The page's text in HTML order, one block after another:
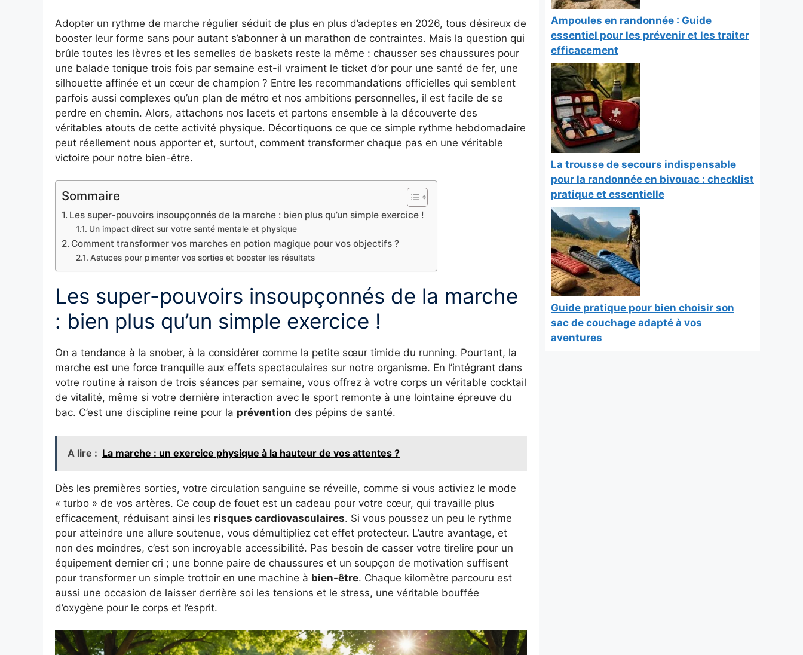
Adopter un rythme de marche régulier séduit de plus en plus d’adeptes en 2026, tous désireux de
booster leur forme sans pour autant s’abonner à un marathon de contraintes. Mais la question qui
brûle toutes les lèvres et les semelles de baskets reste la même : chausser ses chaussures pour
une balade tonique trois fois par semaine est-il vraiment le ticket d’or pour une santé de fer, une
silhouette affinée et un cœur de champion ? Entre les recommandations officielles qui semblent
parfois aussi complexes qu’un plan de métro et nos ambitions personnelles, il est facile de se
perdre en chemin. Alors, attachons nos lacets et partons ensemble à la découverte des
véritables atouts de cette activité physique. Décortiquons ce que ce simple rythme hebdomadaire
peut réellement nous apporter et, surtout, comment transformer chaque pas en une véritable
victoire pour notre bien-être.
Sommaire
Les super-pouvoirs insoupçonnés de la marche : bien plus qu’un simple exercice !
Un impact direct sur votre santé mentale et physique
Comment transformer vos marches en potion magique pour vos objectifs ?
Astuces pour pimenter vos sorties et booster les résultats
Les super-pouvoirs insoupçonnés de la marche
: bien plus qu’un simple exercice !
On a tendance à la snober, à la considérer comme la petite sœur timide du running. Pourtant, la
marche est une force tranquille aux effets spectaculaires sur notre organisme. En l’intégrant dans
votre routine à raison de trois séances par semaine, vous offrez à votre corps un véritable cocktail
de vitalité, même si votre dernière interaction avec le sport remonte à une lointaine épreuve du
bac. C’est une discipline reine pour la prévention des pépins de santé.
A lire : La marche : un exercice physique à la hauteur de vos attentes ?
Dès les premières sorties, votre circulation sanguine se réveille, comme si vous activiez le mode
« turbo » de vos artères. Ce coup de fouet est un cadeau pour votre cœur, qui travaille plus
efficacement, réduisant ainsi les risques cardiovasculaires. Si vous poussez un peu le rythme
pour atteindre une allure soutenue, vous démultipliez cet effet protecteur. L’autre avantage, et
non des moindres, c’est son incroyable accessibilité. Pas besoin de casser votre tirelire pour un
équipement dernier cri ; une bonne paire de chaussures et un soupçon de motivation suffisent
pour transformer un simple trottoir en une machine à bien-être. Chaque kilomètre parcouru est
aussi une occasion de laisser derrière soi les tensions et le stress, une véritable bouffée
d’oxygène pour le corps et l’esprit.
Ampoules en randonnée : Guide
essentiel pour les prévenir et les traiter
efficacement
La trousse de secours indispensable
pour la randonnée en bivouac : checklist
pratique et essentielle
Guide pratique pour bien choisir son
sac de couchage adapté à vos
aventures